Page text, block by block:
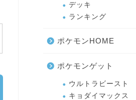
デッキ
ランキング
ポケモンHOME
ポケモンゲット
ウルトラビースト
キョダイマックス